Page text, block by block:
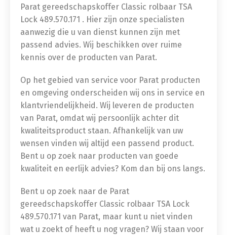
Parat gereedschapskoffer Classic rolbaar TSA
Lock 489.570.171 . Hier zijn onze specialisten
aanwezig die u van dienst kunnen zijn met
passend advies. Wij beschikken over ruime
kennis over de producten van Parat.
Op het gebied van service voor Parat producten
en omgeving onderscheiden wij ons in service en
klantvriendelijkheid. Wij leveren de producten
van Parat, omdat wij persoonlijk achter dit
kwaliteitsproduct staan. Afhankelijk van uw
wensen vinden wij altijd een passend product.
Bent u op zoek naar producten van goede
kwaliteit en eerlijk advies? Kom dan bij ons langs.
Bent u op zoek naar de Parat
gereedschapskoffer Classic rolbaar TSA Lock
489.570.171 van Parat, maar kunt u niet vinden
wat u zoekt of heeft u nog vragen? Wij staan voor